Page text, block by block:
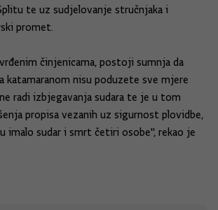
te uz sudjelovanje stručnjaka i
promet.
činjenicama, postoji sumnja da
katamaranom nisu poduzete sve mjere
radi izbjegavanja sudara te je u tom
propisa vezanih uz sigurnost plovidbe,
imalo sudar i smrt četiri osobe", rekao je